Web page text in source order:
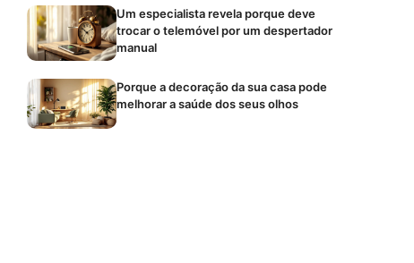
Um especialista revela porque deve
trocar o telemóvel por um despertador
manual
Porque a decoração da sua casa pode
melhorar a saúde dos seus olhos